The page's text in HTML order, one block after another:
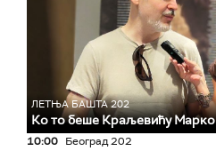
ЛЕТЊА БАШТА 202
Ко то беше Краљевићу Марко
10:00 Београд 202